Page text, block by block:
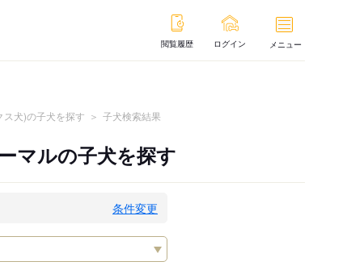
閲覧履歴 ログイン メニュー
犬)の子犬を探す 子犬検索結果
マルの子犬を探す
条件変更